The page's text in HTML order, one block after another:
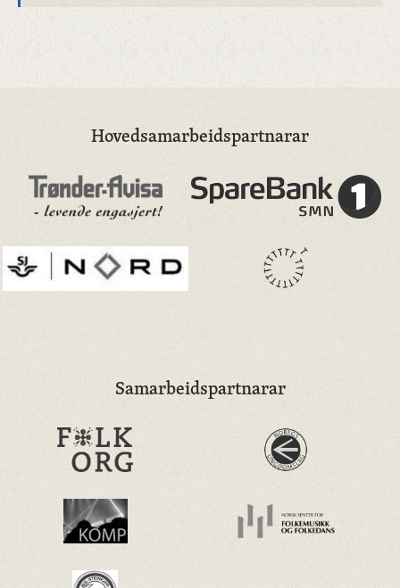
Hovedsamarbeidspartnarar
Samarbeidspartnarar